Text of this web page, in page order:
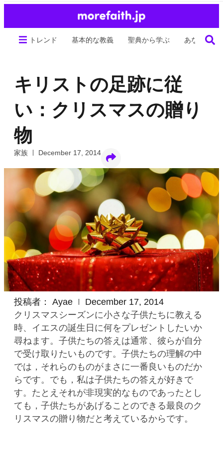
トレンド 基本的な教義 聖典から学ぶ あなたの生
キリストの足跡に従
い：クリスマスの贈り
物
家族 December 17, 2014
投稿者： Ayae
December 17, 2014
クリスマスシーズンに小さな子供たちに教える
時、イエスの誕生日に何をプレゼントしたいか
尋ねます。子供たちの答えは通常、彼らが自分
で受け取りたいものです。子供たちの理解の中
では，それらのものがまさに一番良いものだか
らです。でも，私は子供たちの答えが好きで
す。たとえそれが非現実的なものであったとし
ても，子供たちがあげることのできる最良のク
リスマスの贈り物だと考えているからです。